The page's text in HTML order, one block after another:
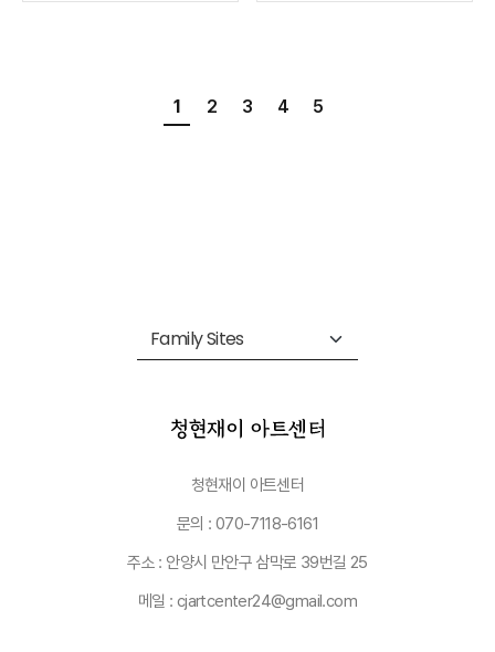
1 2 3 4 5
청현재이 아트센터
문의 : 070-7118-6161
주소 : 안양시 만안구 삼막로 39번길 25
메일 : cjartcenter24@gmail.com